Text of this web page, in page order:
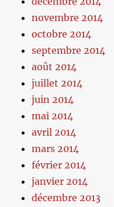
novembre 2014
octobre 2014
septembre 2014
août 2014
juillet 2014
juin 2014
mai 2014
avril 2014
mars 2014
février 2014
janvier 2014
décembre 2013